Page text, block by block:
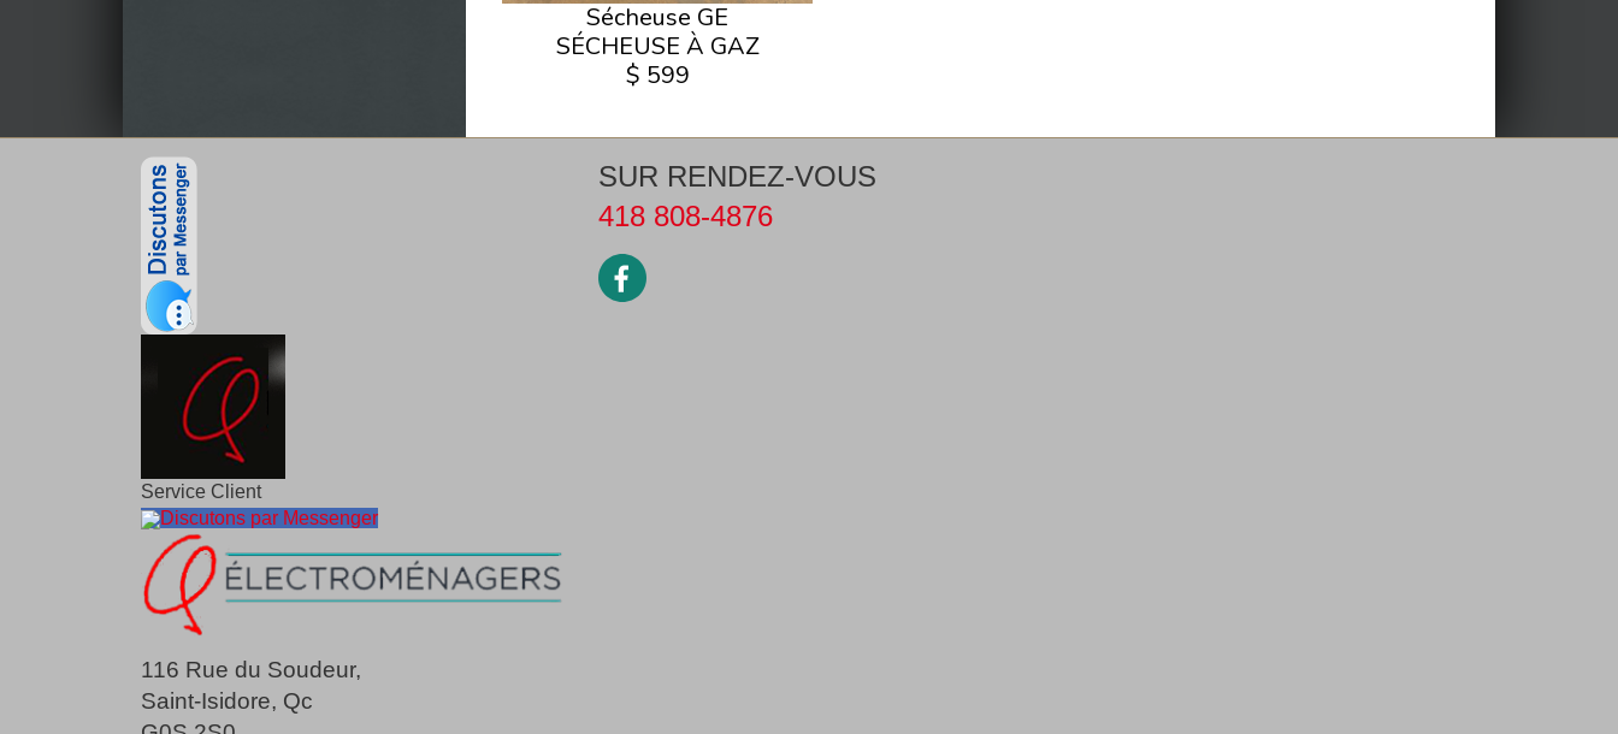
Sécheuse GE
SÉCHEUSE À GAZ
$ 599
Service Client
Discutons par Messenger
116 Rue du Soudeur,
Saint-Isidore, Qc
SUR RENDEZ-VOUS
418 808-4876